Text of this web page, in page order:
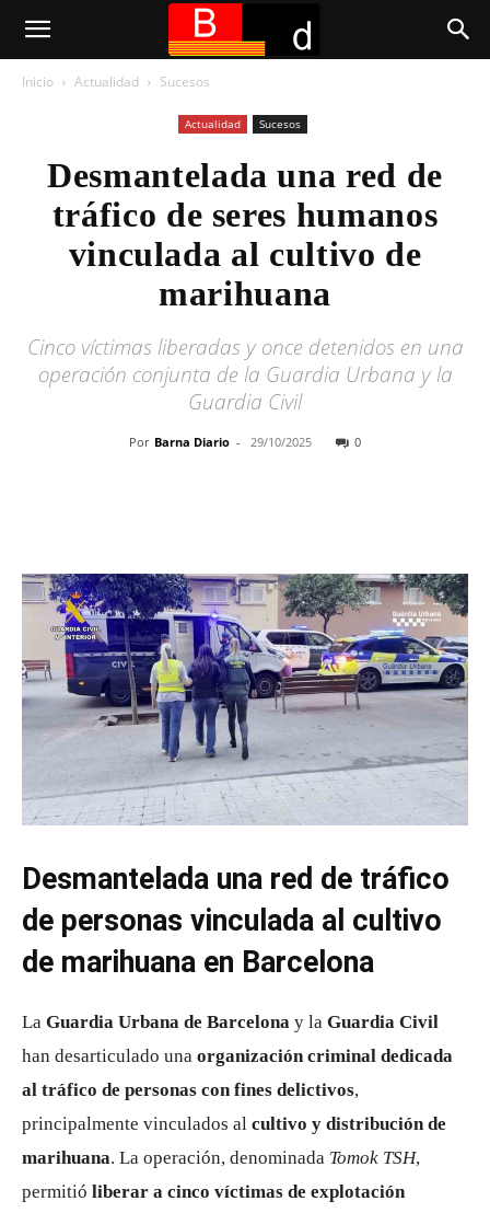
Inicio Actualidad Sucesos
Actualidad Sucesos
Desmantelada una red de
tráfico de seres humanos
vinculada al cultivo de
marihuana
Cinco víctimas liberadas y once detenidos en una
operación conjunta de la Guardia Urbana y la
Guardia Civil
Por Barna Diario - 29/10/2025 0
Desmantelada una red de tráfico
de personas vinculada al cultivo
de marihuana en Barcelona
La Guardia Urbana de Barcelona y la Guardia Civil
han desarticulado una organización criminal dedicada
al tráfico de personas con fines delictivos,
principalmente vinculados al cultivo y distribución de
marihuana. La operación, denominada Tomok TSH,
permitió liberar a cinco víctimas de explotación